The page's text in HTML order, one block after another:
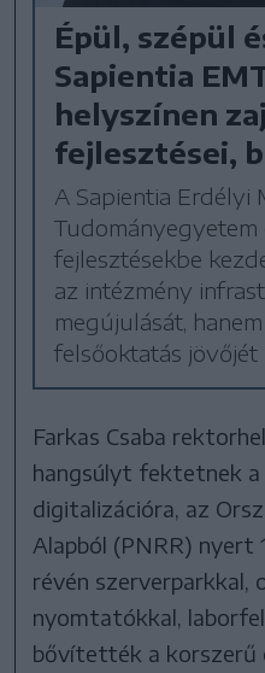
Épül, szépül
Sapientia
helyszínen
fejlesztései,
A Sapientia Erdélyi
Tudományegyetem
fejlesztésekbe
az intézmény
megújulását,
felsőoktatás jövőjét
Farkas Csaba
hangsúlyt fektetnek
digitalizációra, az
Alapból (PNRR) nyert
révén szerverparkkal,
nyomtatókkal,
bővítették a